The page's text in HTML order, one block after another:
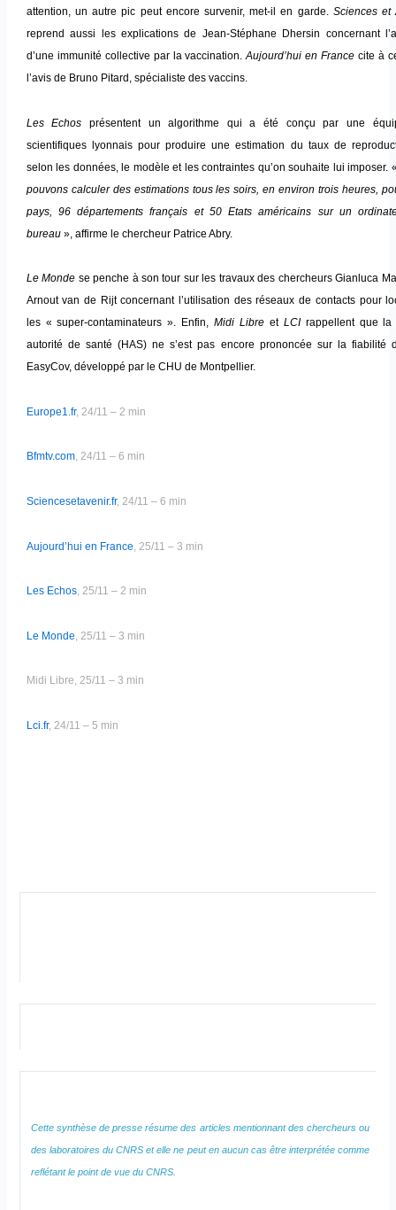
attention, un autre pic peut encore survenir, met-il en garde. Sciences et
reprend aussi les explications de Jean-Stéphane Dhersin concernant
d’une immunité collective par la vaccination.Aujourd’hui en France cite à
l’avis de Bruno Pitard, spécialiste des vaccins.
Les Echos présentent un algorithme qui a été conçu par une
scientifiques lyonnais pour produire une estimation du taux de
selon les données, le modèle et les contraintes qu’on souhaite lui imposer.
pouvons calculer des estimations tous les soirs, en environ trois heures,
pays, 96 départements français et 50 Etats américains sur un
bureau», affirme le chercheur Patrice Abry.
Le Monde se penche à son tour sur les travaux des chercheurs Gianluca
Arnout van de Rijt concernant l’utilisation des réseaux de contacts pour
les « super-contaminateurs ». Enfin,Midi Libreet LCIrappellent que la
autorité de santé (HAS) ne s’est pas encore prononcée sur la fiabilité
EasyCov, développé par le CHU de Montpellier.
Europe1.fr, 24/11 – 2 min
Bfmtv.com, 24/11 – 6 min
Sciencesetavenir.fr, 24/11 – 6 min
Aujourd’hui en France , 25/11 – 3 min
Les Echos, 25/11 – 2 min
Le Monde, 25/11 – 3 min
Midi Libre, 25/11 – 3 min
Lci.fr, 24/11 – 5 min
Cette synthèse de presse résume des articles mentionnant des chercheurs ou
des laboratoires du CNRS et elle ne peut en aucun cas être interprétée comme
reflétant le point de vue du CNRS.